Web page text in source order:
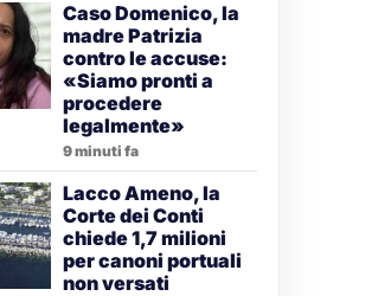
Caso Domenico, la
madre Patrizia
contro le accuse:
«Siamo pronti a
procedere
legalmente»
9 minuti fa
Lacco Ameno, la
Corte dei Conti
chiede 1,7 milioni
per canoni portuali
non versati